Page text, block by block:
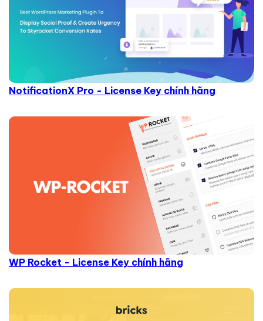
NotificationX Pro - License Key chính hãng
WP Rocket - License Key chính hãng